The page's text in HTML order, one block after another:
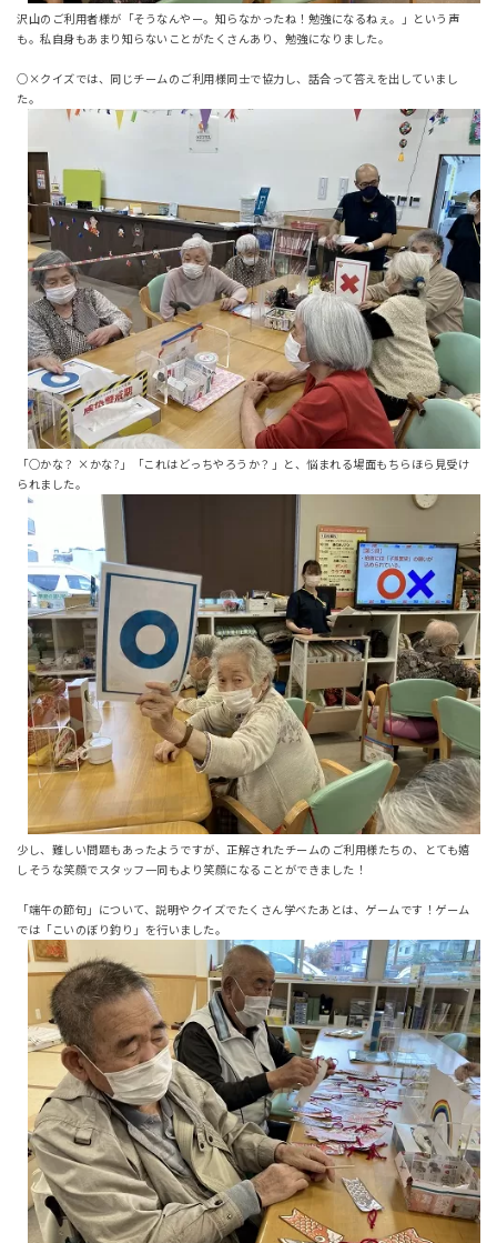
沢山のご利用者様が「そうなんやー。知らなかったね！勉強になるねぇ。」という声
も。私自身もあまり知らないことがたくさんあり、勉強になりました。
○×クイズでは、同じチームのご利用様同士で協力し、話合って答えを出していまし
た。
「○かな？ ×かな?」「これはどっちやろうか？」と、悩まれる場面もちらほら見受け
られました。
少し、難しい問題もあったようですが、正解されたチームのご利用様たちの、とても嬉
しそうな笑顔でスタッフ一同もより笑顔になることができました！
「端午の節句」について、説明やクイズでたくさん学べたあとは、ゲームです！ゲーム
では「こいのぼり釣り」を行いました。